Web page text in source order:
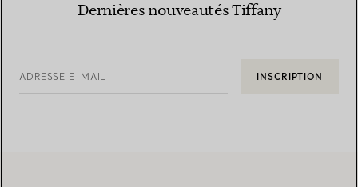
Dernières nouveautés Tiffany
ADRESSE E-MAIL INSCRIPTION